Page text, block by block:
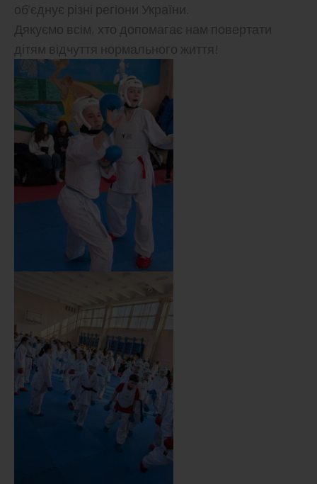
об’єднує різні регіони України.
Дякуємо всім, хто допомагає нам повертати
дітям відчуття нормального життя!